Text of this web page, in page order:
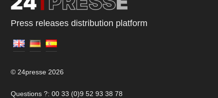
Press releases distribution platform
© 24presse 2026
Questions ?: 00 33 (0)9 52 93 38 78